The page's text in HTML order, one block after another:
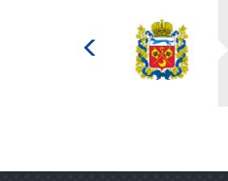
Министерство
культуры
Российской
федерации